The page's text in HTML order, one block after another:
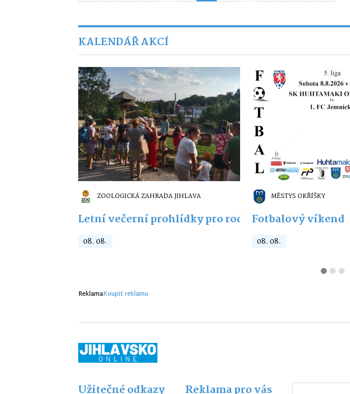
KALENDÁŘ AKCÍ
ZOOLOGICKÁ ZAHRADA JIHLAVA
Letní večerní prohlídky pro rodiny s dětmi
08. 08.
MĚSTYS OKŘÍŠKY
Fotbalový víkend
08. 08.
ReklamaKoupit reklamu
Užitečné odkazy Reklama pro vás